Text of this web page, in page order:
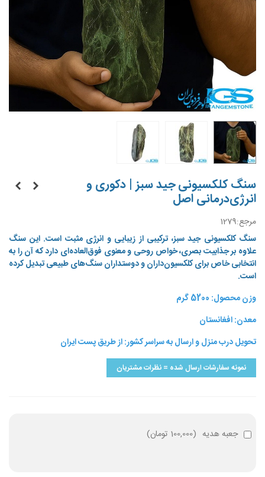
سنگ کلکسیونی جید سبز | دکوری و
انرژی‌درمانی اصل
مرجع:1279
سنگ کلکسیونی جید سبز، ترکیبی از زیبایی و انرژی مثبت است. این سنگ
علاوه بر جذابیت بصری، خواص روحی و معنوی فوق‌العاده‌ای دارد که آن را به
انتخابی خاص برای کلکسیون‌داران و دوستداران سنگ‌های طبیعی تبدیل کرده
است.
وزن محصول: 5200 گرم
معدن: افغانستان
تحویل درب منزل و ارسال به سراسر کشور: از طریق پست ایران
نمونه سفارشات ارسال شده = نظرات مشتریان
جعبه هدیه (100,000 تومان )